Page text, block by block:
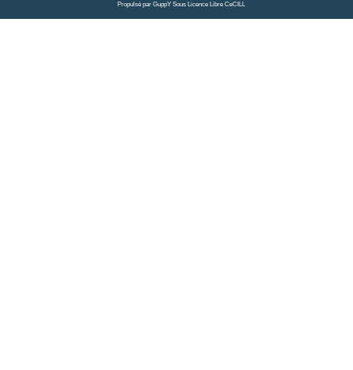
Propulsé par GuppY Sous Licence Libre CeCILL